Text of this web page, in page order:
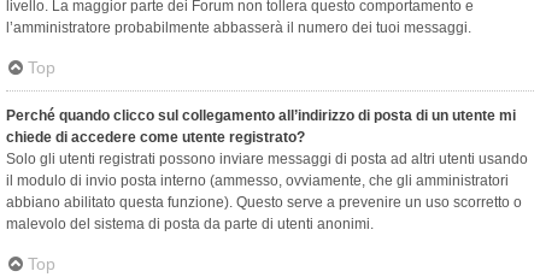
livello. La maggior parte dei Forum non tollera questo comportamento e
l’amministratore probabilmente abbasserà il numero dei tuoi messaggi.
Top
Perché quando clicco sul collegamento all’indirizzo di posta di un utente mi
chiede di accedere come utente registrato?
Solo gli utenti registrati possono inviare messaggi di posta ad altri utenti usando
il modulo di invio posta interno (ammesso, ovviamente, che gli amministratori
abbiano abilitato questa funzione). Questo serve a prevenire un uso scorretto o
malevolo del sistema di posta da parte di utenti anonimi.
Top